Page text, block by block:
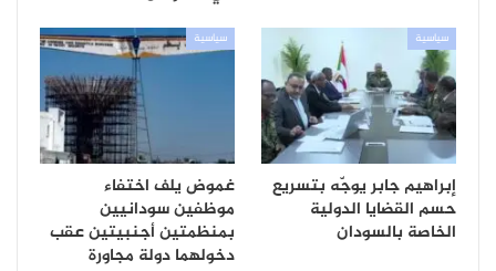
سياسية
إبراهيم جابر يوجّه بتسريع
حسم القضايا الدولية
الخاصة بالسودان
سياسية
غموض يلف اختفاء
موظفين سودانيين
بمنظمتين أجنبيتين عقب
دخولهما دولة مجاورة